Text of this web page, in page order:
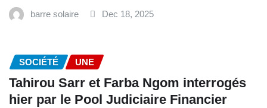
barre solaire Dec 18, 2025
SOCIÉTÉ UNE
Tahirou Sarr et Farba Ngom interrogés
hier par le Pool Judiciaire Financier